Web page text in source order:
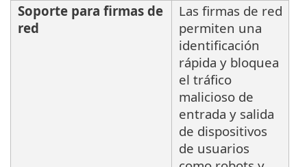
Soporte para firmas de
red
Las firmas de red
permiten una
identificación
rápida y bloquea
el tráfico
malicioso de
entrada y salida
de dispositivos
de usuarios